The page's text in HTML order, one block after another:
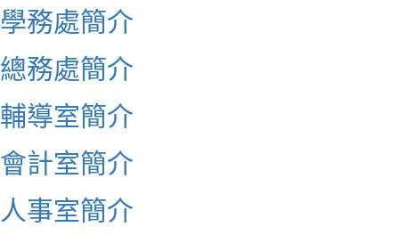
學務處簡介
總務處簡介
輔導室簡介
會計室簡介
人事室簡介